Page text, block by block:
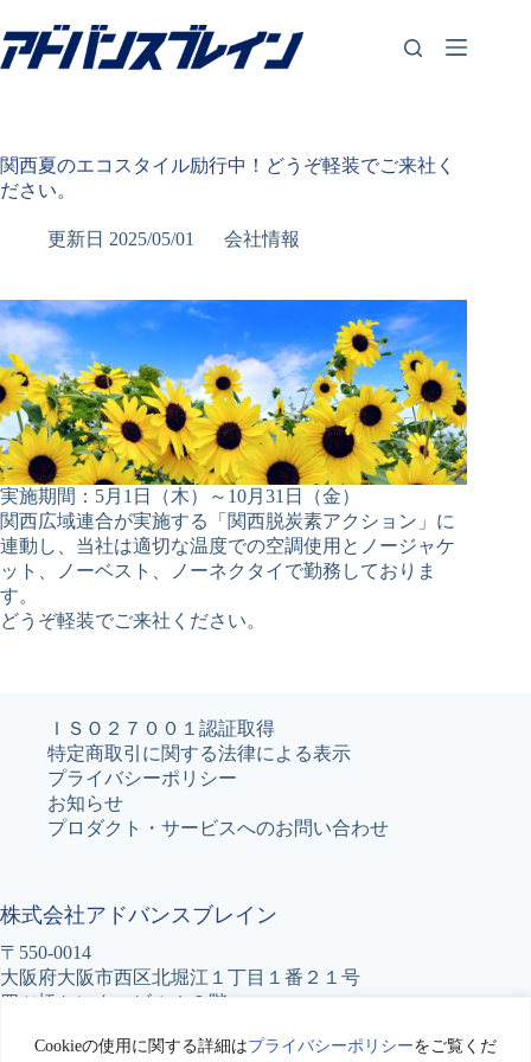
Cookieの使用に関する詳細はプライバシーポリシーをご覧くだ
ン
テ
ス
キ
関西夏のエコスタイル励行中！どうぞ軽装でご来社く
ださい。
更新日 2025/05/01 会社情報
実施期間：5月1日（木）～10月31日（金）
関西広域連合が実施する「関西脱炭素アクション」に
連動し、当社は適切な温度での空調使用とノージャケ
ット、ノーベスト、ノーネクタイで勤務しておりま
す。
どうぞ軽装でご来社ください。
ＩＳＯ２７００１認証取得
特定商取引に関する法律による表示
プライバシーポリシー
お知らせ
プロダクト・サービスへのお問い合わせ
株式会社アドバンスブレイン
〒550-0014
大阪府大阪市西区北堀江１丁目１番２１号
四ツ橋センタービル１０階
FAX : 06-6531-5776